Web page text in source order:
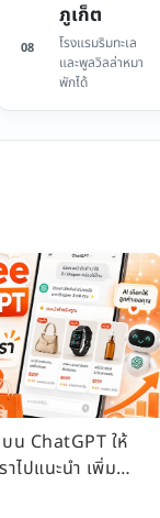
08
ภูเก็ต
โรงแรมริมทะเล
และพูลวิลล่าหมา
พักได้
น ChatGPT ให้
ไปแนะนำ เพิ่ม
ซื้อเยอะขึ้น